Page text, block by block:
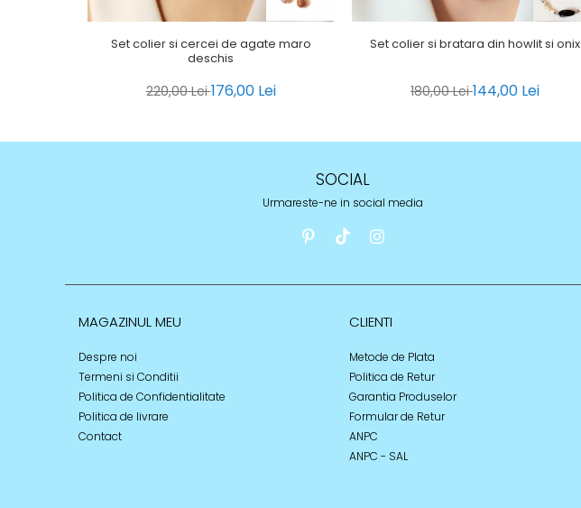
Set colier si cercei de agate maro
deschis
220,00 Lei176,00 Lei
Set colier si bratara din howlit si onix
180,00 Lei144,00 Lei
SOCIAL
Urmareste-ne in social media
MAGAZINUL MEU
Despre noi
Termeni si Conditii
Politica de Confidentialitate
Politica de livrare
Contact
CLIENTI
Metode de Plata
Politica de Retur
Garantia Produselor
Formular de Retur
ANPC
ANPC - SAL